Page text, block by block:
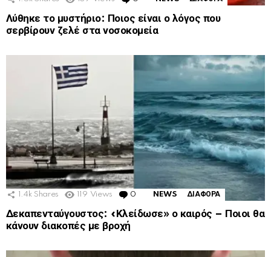
Λύθηκε το μυστήριο: Ποιος είναι ο λόγος που
σερβίρουν ζελέ στα νοσοκομεία
1.4k Shares 119 Views 0 Comments
NEWS ΔΙΑΦΟΡΑ
Δεκαπενταύγουστος: «Κλείδωσε» ο καιρός – Ποιοι θα
κάνουν διακοπές με βροχή